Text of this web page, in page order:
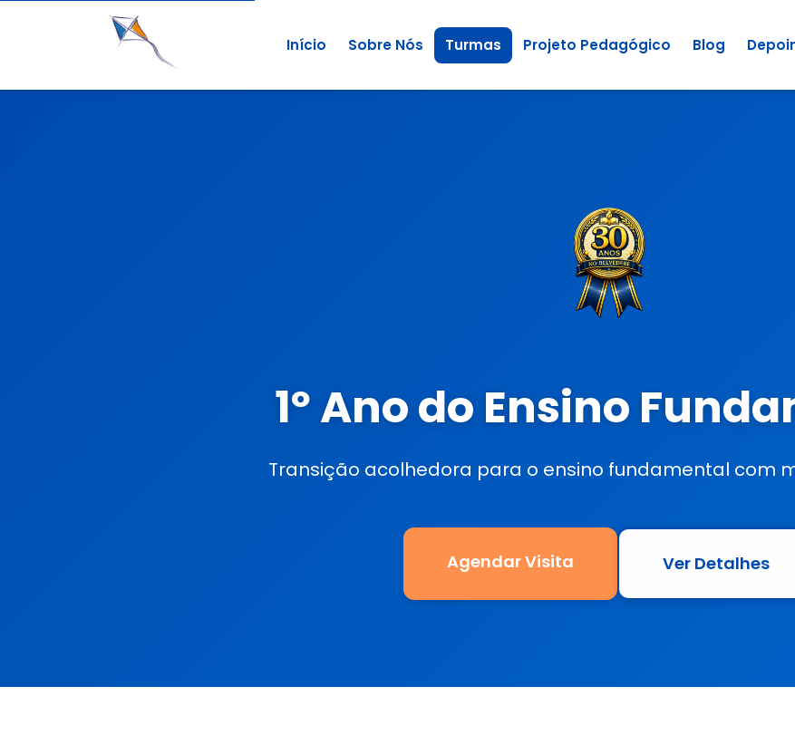
Início Sobre Nós Turmas Projeto Pedagógico Blog
1º Ano do Ensino
Transição acolhedora para o ensino fundamental com
Agendar Visita Ver Detalhes